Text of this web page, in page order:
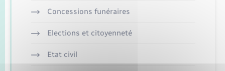
Concessions funéraires
Elections et citoyenneté
Etat civil